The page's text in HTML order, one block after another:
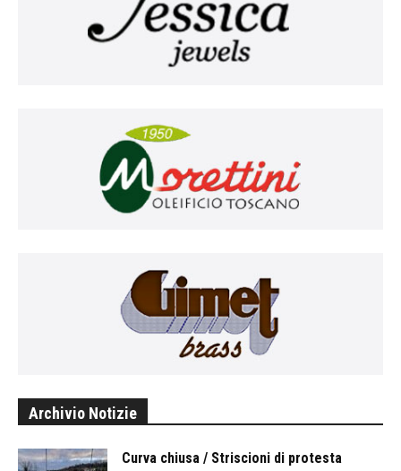
Archivio Notizie
Curva chiusa / Striscioni di protesta